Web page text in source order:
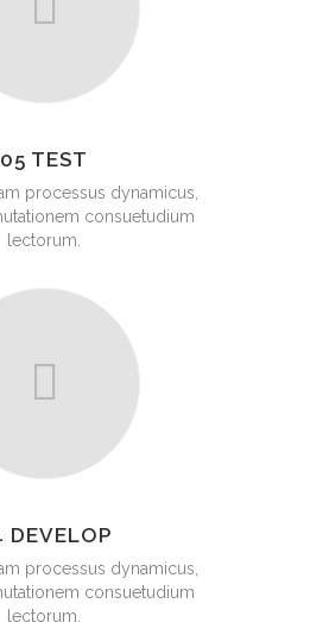
05 TEST
processus dynamicus,
consuetudium
lectorum.
DEVELOP
processus dynamicus,
consuetudium
lectorum.